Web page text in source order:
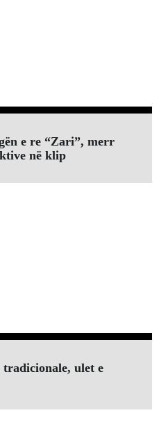
e re “Zari”, merr
në klip
tradicionale, ulet e